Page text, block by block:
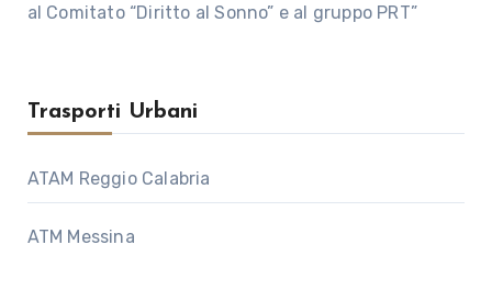
al Comitato “Diritto al Sonno” e al gruppo PRT”
Trasporti Urbani
ATAM Reggio Calabria
ATM Messina